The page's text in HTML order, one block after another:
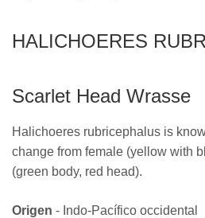
HALICHOERES
Scarlet Head Wrasse
Halichoeres rubricephalus is
change from female (yellow with
(green body, red head).
Origen - Indo-Pacífico occidental